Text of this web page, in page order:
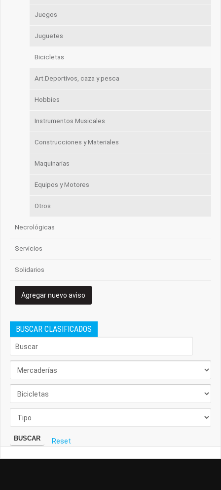
Juegos
Juguetes
Bicicletas
Art.Deportivos, caza y pesca
Hobbies
Instrumentos Musicales
Construcciones y Materiales
Maquinarias
Equipos y Motores
Otros
Necrológicas
Servicios
Solidarios
Agregar nuevo aviso
BUSCAR CLASIFICADOS
BUSCAR Reset